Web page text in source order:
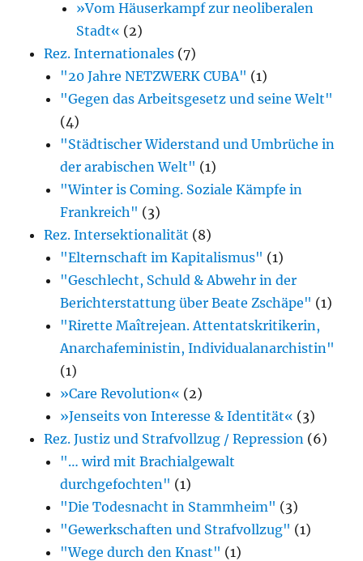
»Vom Häuserkampf zur neoliberalen
Stadt« (2)
Rez. Internationales (7)
"20 Jahre NETZWERK CUBA" (1)
"Gegen das Arbeitsgesetz und seine Welt"
(4)
"Städtischer Widerstand und Umbrüche in
der arabischen Welt" (1)
"Winter is Coming. Soziale Kämpfe in
Frankreich" (3)
Rez. Intersektionalität (8)
"Elternschaft im Kapitalismus" (1)
"Geschlecht, Schuld & Abwehr in der
Berichterstattung über Beate Zschäpe" (1)
"Rirette Maîtrejean. Attentatskritikerin,
Anarcha­feministin, Individualanarchistin"
(1)
»Care Revolution« (2)
»Jenseits von Interesse & Identität« (3)
Rez. Justiz und Strafvollzug / Repression (6)
"… wird mit Brachialgewalt
durchgefochten" (1)
"Die Todesnacht in Stammheim" (3)
"Gewerkschaften und Strafvollzug" (1)
"Wege durch den Knast" (1)